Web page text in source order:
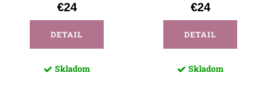
€24
DETAIL
Skladom
€24
DETAIL
Skladom